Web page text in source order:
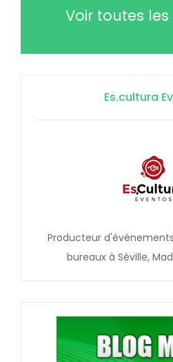
Voir toutes
Es.cultura
Producteur
bureaux à Séville,